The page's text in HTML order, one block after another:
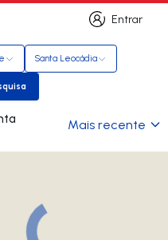
Entrar
Entrar
Santa Leocádia
pesquisa
Mais recente